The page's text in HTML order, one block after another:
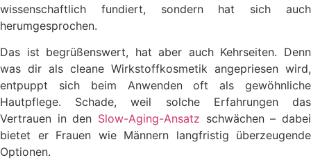
wissenschaftlich fundiert, sondern hat sich auch
herumgesprochen.
Das ist begrüßenswert, hat aber auch Kehrseiten. Denn
was dir als cleane Wirkstoffkosmetik angepriesen wird,
entpuppt sich beim Anwenden oft als gewöhnliche
Hautpflege. Schade, weil solche Erfahrungen das
Vertrauen in den Slow-Aging-Ansatz schwächen – dabei
bietet er Frauen wie Männern langfristig überzeugende
Optionen.